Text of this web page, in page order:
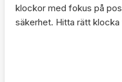
klockor med fokus på
säkerhet. Hitta rätt